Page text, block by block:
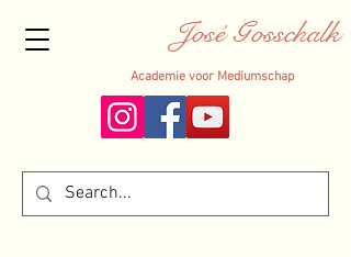
José Gosschalk
Academie voor Mediumschap